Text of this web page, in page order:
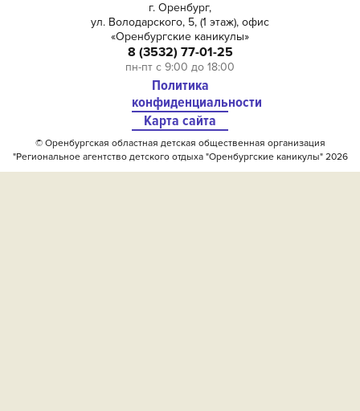
г. Оренбург,
ул. Володарского, 5, (1 этаж), офис
«Оренбургские каникулы»
8 (3532) 77-01-25
пн-пт с 9:00 до 18:00
Политика
конфиденциальности
Карта сайта
© Оренбургская областная детская общественная организация
"Региональное агентство детского отдыха "Оренбургские каникулы" 2026